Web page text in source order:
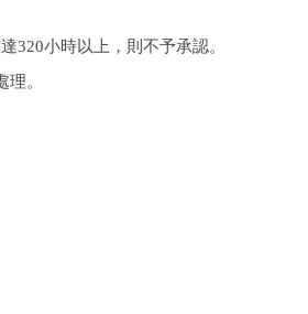
320小時以上，則不予承認。
。